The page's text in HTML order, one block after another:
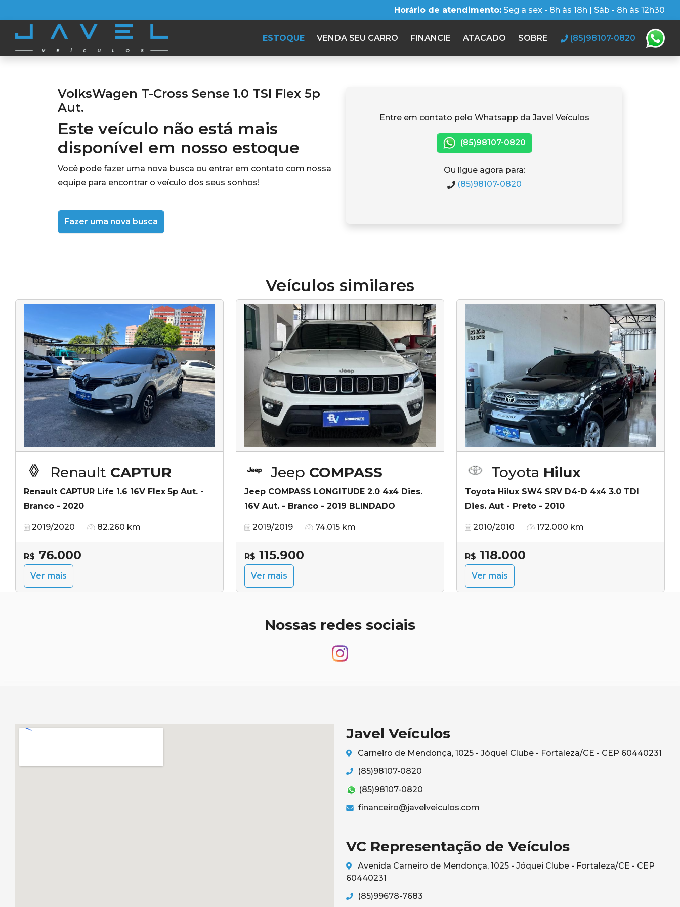
Horário de atendimento: Seg a sex - 8h às 18h | Sáb - 8h às 12h30
ESTOQUE VENDA SEU CARRO FINANCIE ATACADO SOBRE (85)98107-0820
VolksWagen T-Cross Sense 1.0 TSI Flex 5p
Aut.
Este veículo não está mais
disponível em nosso estoque
Você pode fazer uma nova busca ou entrar em contato com nossa
equipe para encontrar o veículo dos seus sonhos!
Fazer uma nova busca
Entre em contato pelo Whatsapp da Javel Veículos
(85)98107-0820
Ou ligue agora para:
(85)98107-0820
Veículos similares
Renault CAPTUR
Renault CAPTUR Life 1.6 16V Flex 5p Aut. -
Branco - 2020
2019/2020 82.260 km
R$ 76.000
Ver mais
Jeep COMPASS
Jeep COMPASS LONGITUDE 2.0 4x4 Dies.
16V Aut. - Branco - 2019 BLINDADO
2019/2019 74.015 km
R$ 115.900
Ver mais
Toyota Hilux
Toyota Hilux SW4 SRV D4-D 4x4 3.0 TDI
Dies. Aut - Preto - 2010
2010/2010 172.000 km
R$ 118.000
Ver mais
Nossas redes sociais
Javel Veículos
Carneiro de Mendonça, 1025 - Jóquei Clube - Fortaleza/CE - CEP 60440231
(85)98107-0820
(85)98107-0820
financeiro@javelveiculos.com
VC Representação de Veículos
Avenida Carneiro de Mendonça, 1025 - Jóquei Clube - Fortaleza/CE - CEP
60440231
(85)99678-7683